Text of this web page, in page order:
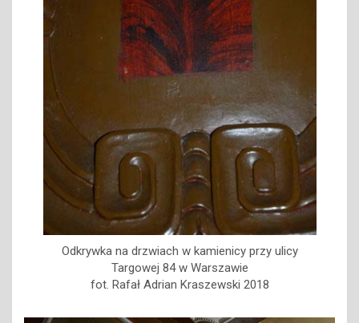
Odkrywka na drzwiach w kamienicy przy ulicy
Targowej 84 w Warszawie
fot. Rafał Adrian Kraszewski 2018